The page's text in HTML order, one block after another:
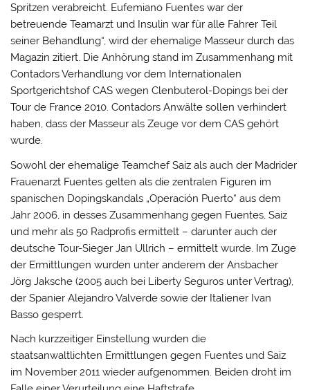
Spritzen verabreicht. Eufemiano Fuentes war der
betreuende Teamarzt und Insulin war für alle Fahrer Teil
seiner Behandlung“, wird der ehemalige Masseur durch das
Magazin zitiert. Die Anhörung stand im Zusammenhang mit
Contadors Verhandlung vor dem Internationalen
Sportgerichtshof CAS wegen Clenbuterol-Dopings bei der
Tour de France 2010. Contadors Anwälte sollen verhindert
haben, dass der Masseur als Zeuge vor dem CAS gehört
wurde.
Sowohl der ehemalige Teamchef Saiz als auch der Madrider
Frauenarzt Fuentes gelten als die zentralen Figuren im
spanischen Dopingskandals „Operación Puerto“ aus dem
Jahr 2006, in desses Zusammenhang gegen Fuentes, Saiz
und mehr als 50 Radprofis ermittelt – darunter auch der
deutsche Tour-Sieger Jan Ullrich – ermittelt wurde. Im Zuge
der Ermittlungen wurden unter anderem der Ansbacher
Jörg Jaksche (2005 auch bei Liberty Seguros unter Vertrag),
der Spanier Alejandro Valverde sowie der Italiener Ivan
Basso gesperrt.
Nach kurzzeitiger Einstellung wurden die
staatsanwaltlichten Ermittlungen gegen Fuentes und Saiz
im November 2011 wieder aufgenommen. Beiden droht im